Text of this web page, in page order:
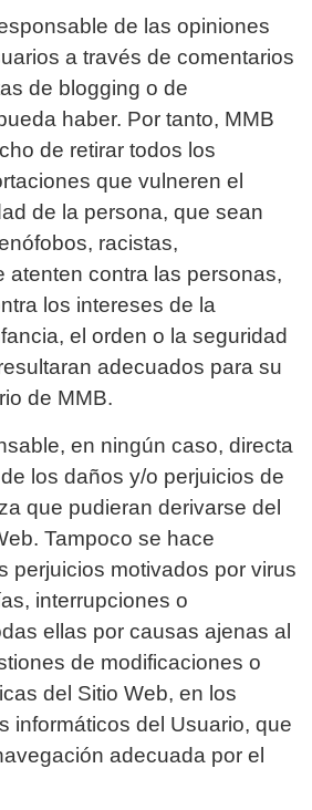
de las opiniones
a través de comentarios
de blogging o de
haber. Por tanto, MMB
de retirar todos los
que vulneren el
de la persona, que sean
racistas,
atenten contra las personas,
los intereses de la
el orden o la seguridad
adecuados para su
de MMB.
en ningún caso, directa
los daños y/o perjuicios de
que pudieran derivarse del
Tampoco se hace
perjuicios motivados por virus
interrupciones o
ellas por causas ajenas al
de modificaciones o
del Sitio Web, en los
informáticos del Usuario, que
adecuada por el